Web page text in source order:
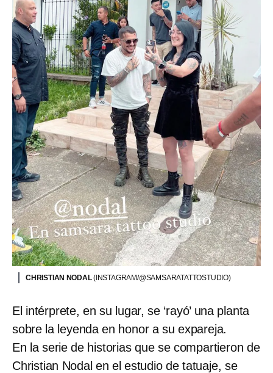
CHRISTIAN NODAL(INSTAGRAM/@SAMSARATATTOSTUDIO)
El intérprete, en su lugar, se ‘rayó’ una planta
sobre la leyenda en honor a su expareja.
En la serie de historias que se compartieron de
Christian Nodal en el estudio de tatuaje, se